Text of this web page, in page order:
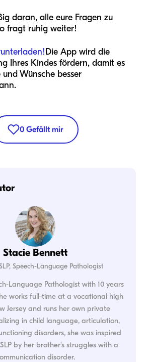
daran, alle eure Fragen zu
fragt ruhig weiter!
Die App wird die
Ihres Kindes fördern, damit es
Wünsche besser
0 Gefällt mir
Stacie Bennett
Speech-Language Pathologist
Language Pathologist with 10 years
works full-time at a vocational high
Jersey and runs her own private
in child language, articulation,
disorders, she was inspired
by her brother's struggles with a
disorder.